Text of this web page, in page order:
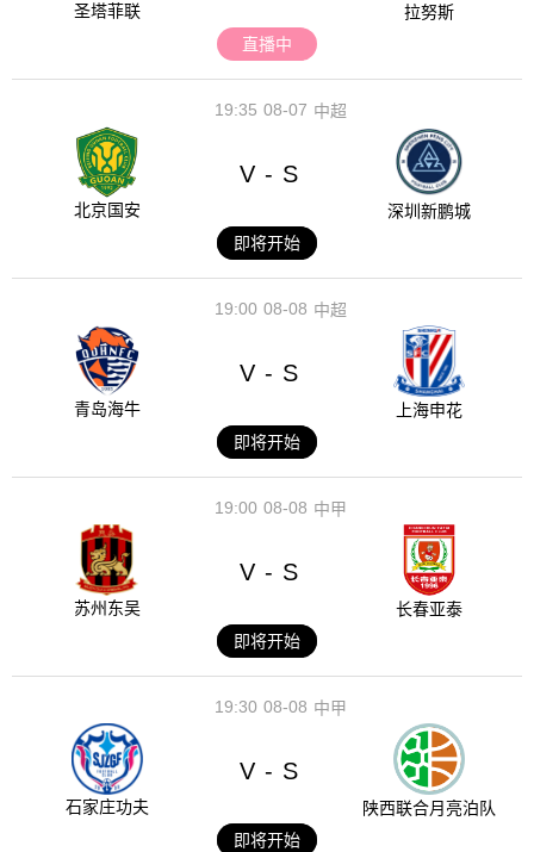
圣塔菲联
拉努斯
直播中
08-07
19:35 中超
北京国安
V - S
深圳新鹏城
即将开始
08-08
19:00 中超
青岛海牛
V - S
上海申花
即将开始
08-08
19:00 中甲
苏州东吴
V - S
长春亚泰
即将开始
08-08
19:30 中甲
石家庄功夫
V - S
陕西联合月亮泊队
即将开始